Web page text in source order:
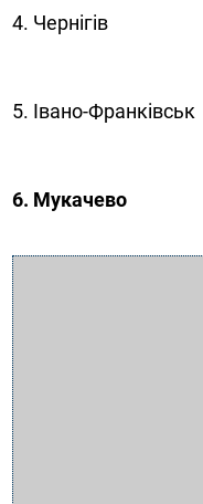
4. Чернігів
5. Івано-Франківськ
6. Мукачево